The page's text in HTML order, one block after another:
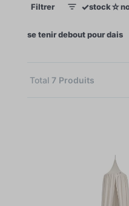
Filtrer ✓stock☆
se tenir debout pour dais
Total 7 Produits